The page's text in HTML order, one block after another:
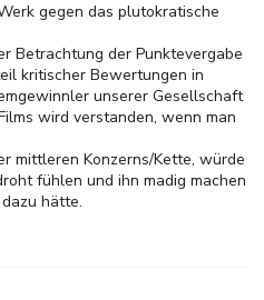
gegen das plutokratische
Betrachtung der Punktevergabe
kritischer Bewertungen in
unserer Gesellschaft
wird verstanden, wenn man
mittleren Konzerns/Kette, würde
fühlen und ihn madig machen
hätte.